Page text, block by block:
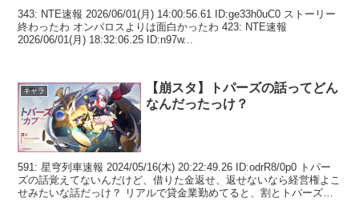
343: NTE速報 2026/06/01(月) 14:00:56.61 ID:ge33h0uC0 ストーリー
終わったわ オンパロスよりは面白かったわ 423: NTE速報
2026/06/01(月) 18:32:06.25 ID:n97w...
キャラ
【崩スタ】トパーズの話ってどん
なんだったっけ？
591: 星穹列車速報 2024/05/16(木) 20:22:49.26 ID:odrR8/0p0 トパー
ズの話覚えてないんだけど、借りた金返せ、返せないなら経営権よこ
せみたいな話だっけ？ リアルで貸金業勤めてると、割とトパーズ優